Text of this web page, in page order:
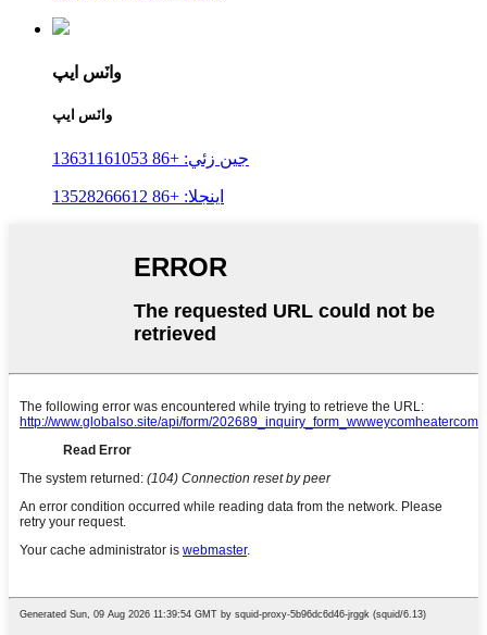
واٽس ايپ
واٽس ايپ
جين زئي: +86 13631161053
اينجلا: +86 13528266612